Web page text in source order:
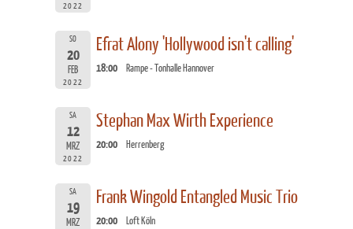
2022
SO
20
FEB
2022
Efrat Alony 'Hollywood isn't calling'
18:00 Rampe - Tonhalle Hannover
SA
12
MRZ
2022
Stephan Max Wirth Experience
20:00 Herrenberg
SA
19
MRZ
Frank Wingold Entangled Music Trio
20:00 Loft Köln